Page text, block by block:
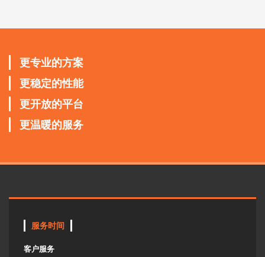
更专业的方案
更稳定的性能
更开放的平台
更温暖的服务
服务时间
客户服务